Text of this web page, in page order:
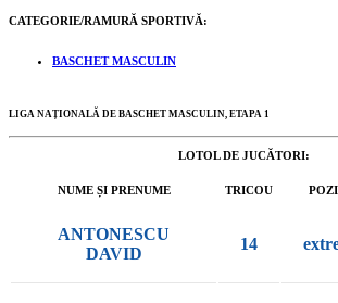
CATEGORIE/RAMURĂ SPORTIVĂ:
BASCHET MASCULIN
LIGA NAȚIONALĂ DE BASCHET MASCULIN, ETAPA 1
LOTOL DE JUCĂTORI:
NUME ȘI PRENUME TRICOU
ANTONESCU
DAVID
14